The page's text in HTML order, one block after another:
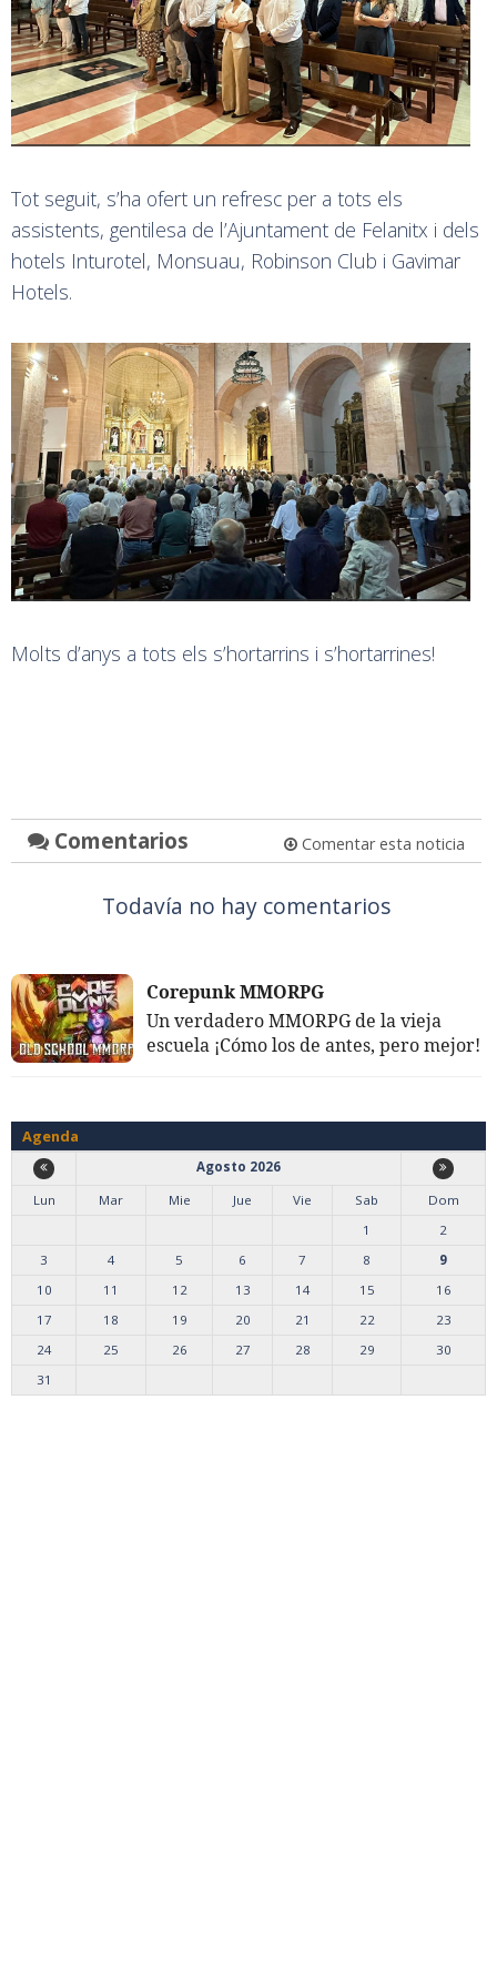
Tot seguit, s’ha ofert un refresc per a tots els
assistents, gentilesa de l’Ajuntament de Felanitx i dels
hotels Inturotel, Monsuau, Robinson Club i Gavimar
Hotels.
Molts d’anys a tots els s’hortarrins i s’hortarrines!
Comentarios Comentar esta noticia
Todavía no hay comentarios
Corepunk MMORPG
Un verdadero MMORPG de la vieja
escuela ¡Cómo los de antes, pero mejor!
Agenda
Agosto 2026
Lun
Mar Mie Jue Vie Sab
Dom
1
2
3
4 5 6 7 8
9
10
11 12 13 14 15
16
17
18 19 20 21 22
23
24
25 26 27 28 29
30
31